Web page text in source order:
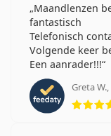
Kun je slapen
Hoe lees je de
Maandlenzen
fantastisch
Telefonisch
Volgende keer
Een aanrader!!!
Greta